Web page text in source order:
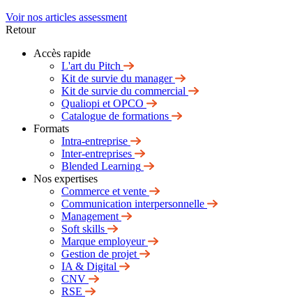
Voir nos articles assessment
Retour
Accès rapide
L'art du Pitch
Kit de survie du manager
Kit de survie du commercial
Qualiopi et OPCO
Catalogue de formations
Formats
Intra-entreprise
Inter-entreprises
Blended Learning
Nos expertises
Commerce et vente
Communication interpersonnelle
Management
Soft skills
Marque employeur
Gestion de projet
IA & Digital
CNV
RSE